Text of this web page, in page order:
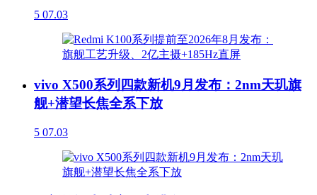
5 07.03
vivo X500系列四款新机9月发布：2nm天玑旗
舰+潜望长焦全系下放
5 07.03